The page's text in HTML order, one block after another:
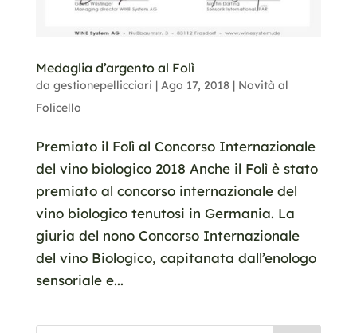
Medaglia d’argento al Folì
da gestionepellicciari | Ago 17, 2018| Novità al
Folicello
Premiato il Folì al Concorso Internazionale
del vino biologico 2018 Anche il Folì è stato
premiato al concorso internazionale del
vino biologico tenutosi in Germania. La
giuria del nono Concorso Internazionale
del vino Biologico, capitanata dall’enologo
sensoriale e...